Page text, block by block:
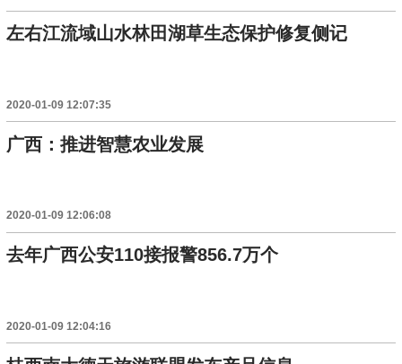
左右江流域山水林田湖草生态保护修复侧记
2020-01-09 12:07:35
广西：推进智慧农业发展
2020-01-09 12:06:08
去年广西公安110接报警856.7万个
2020-01-09 12:04:16